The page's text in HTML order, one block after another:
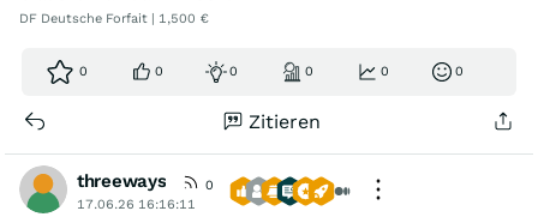
DF Deutsche Forfait | 1,500 €
0 0 0 0 0 0
Zitieren
threeways
0
17.06.26 16:16:11